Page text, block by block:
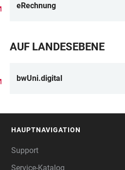
eRechnung
AUF LANDESEBENE
bwUni.digital
HAUPTNAVIGATION
Support
Service-Katalog